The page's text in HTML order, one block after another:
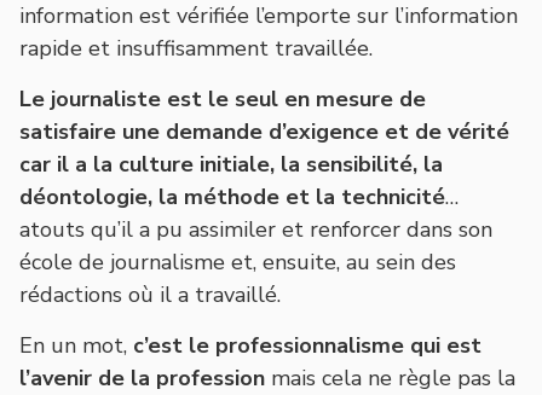
information est vérifiée l’emporte sur l’information
rapide et insuffisamment travaillée.
Le journaliste est le seul en mesure de
satisfaire une demande d’exigence et de vérité
car il a la culture initiale, la sensibilité, la
déontologie, la méthode et la technicité…
atouts qu’il a pu assimiler et renforcer dans son
école de journalisme et, ensuite, au sein des
rédactions où il a travaillé.
En un mot, c’est le professionnalisme qui est
l’avenir de la profession mais cela ne règle pas la